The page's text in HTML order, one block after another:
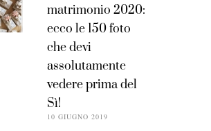
matrimonio 2020:
ecco le 150 foto
che devi
assolutamente
vedere prima del
Sì!
10 GIUGNO 2019